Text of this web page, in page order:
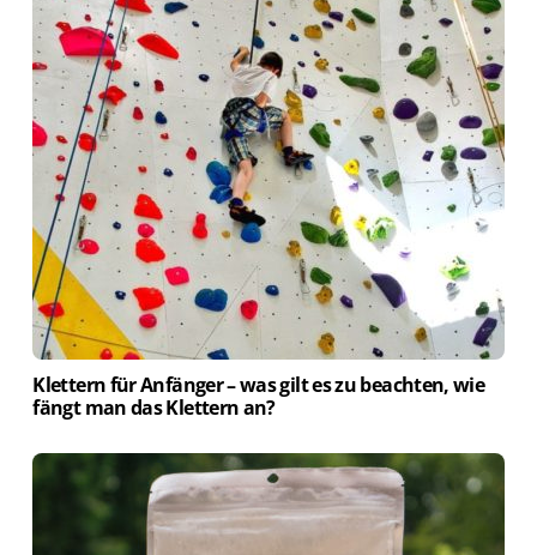
Klettern für Anfänger – was gilt es zu beachten, wie
fängt man das Klettern an?